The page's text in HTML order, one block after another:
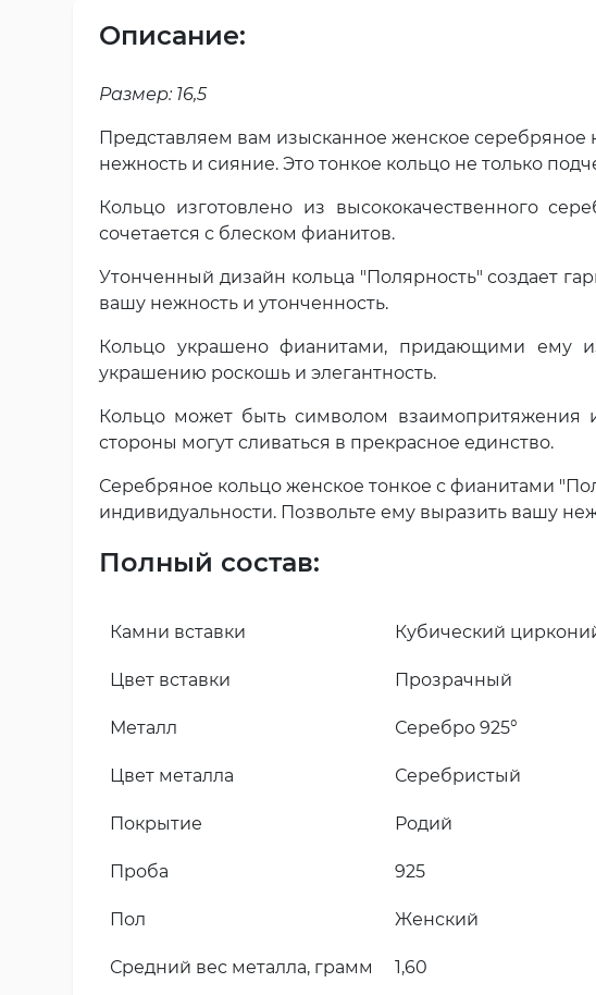
Описание:
Размер: 16,5
Представляем вам изысканное женское серебряное
нежность и сияние. Это тонкое кольцо не только
Кольцо изготовлено из высококачественного
сочетается с блеском фианитов.
Утонченный дизайн кольца "Полярность" создает
вашу нежность и утонченность.
Кольцо украшено фианитами, придающими ему
украшению роскошь и элегантность.
Кольцо может быть символом взаимопритяжения
стороны могут сливаться в прекрасное единство.
Серебряное кольцо женское тонкое с фианитами
индивидуальности. Позвольте ему выразить вашу
Полный состав:
Камни вставки Кубический
Цвет вставки Прозрачный
Металл Серебро 925°
Цвет металла Серебристый
Покрытие Родий
Проба 925
Пол Женский
Средний вес металла, грамм 1,60